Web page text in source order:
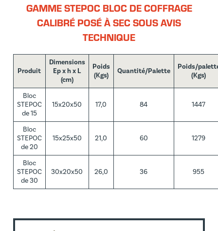
GAMME STEPOC BLOC DE COFFRAGE
CALIBRÉ POSÉ À SEC SOUS AVIS
TECHNIQUE
Produit
Dimensions
Ep x h x L
(cm)
Poids
(Kgs)
Quantité/Palette
Poids/
(Kgs)
Bloc
STEPOC
de 15
15x20x50 17,0 84 1447
Bloc
STEPOC
de 20
15x25x50 21,0 60 1279
Bloc
STEPOC
de 30
30x20x50 26,0 36 955